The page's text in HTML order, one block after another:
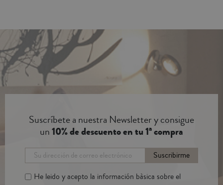
Suscríbete a nuestra Newsletter y consigue
un10% de descuento en tu 1ª compra
Suscribirme
He leido y acepto la información bàsica sobre el